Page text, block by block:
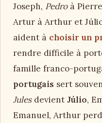
Joseph, Pedroà
Artur à Arthur et
aident à choisir un
rendre difficile à
famille franco-
portugais sert
Julesdevient Júlio,
Emanuel, Arthur